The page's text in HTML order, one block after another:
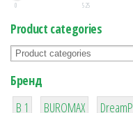
0 525
Product categories
Бренд
B 1
1
BUROMAX
1